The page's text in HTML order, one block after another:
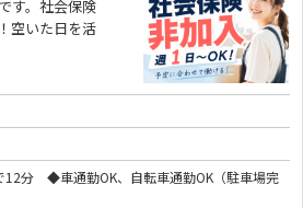
す。社会保険
空いた日を活
12分 ◆車通勤OK、自転車通勤OK（駐車場完